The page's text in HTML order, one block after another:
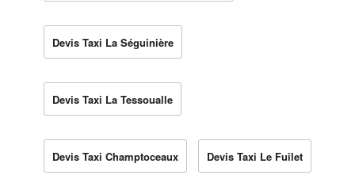
Devis Taxi La Séguinière
Devis Taxi La Tessoualle
Devis Taxi Champtoceaux Devis Taxi Le Fuilet